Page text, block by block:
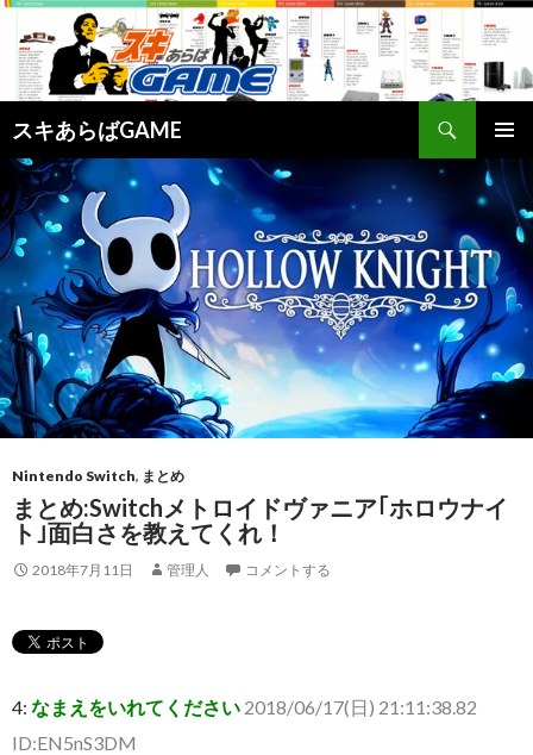
スキあらばGAME
索
メインメ
ニュー
ン
テ
ン
ツ
へ
ス
キ
ッ
プ
Nintendo Switch, まとめ
まとめ:Switchメトロイドヴァニア｢ホロウナイ
ト｣面白さを教えてくれ！
2018年7月11日 管理人 コメントする
4: なまえをいれてください 2018/06/17(日) 21:11:38.82
ID:EN5nS3DM